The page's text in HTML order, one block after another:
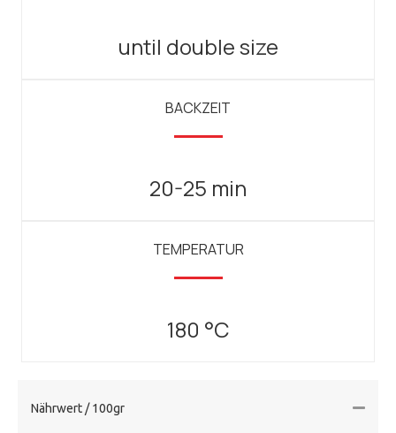
until double size
BACKZEIT
20-25 min
TEMPERATUR
180 °C
Nährwert / 100gr